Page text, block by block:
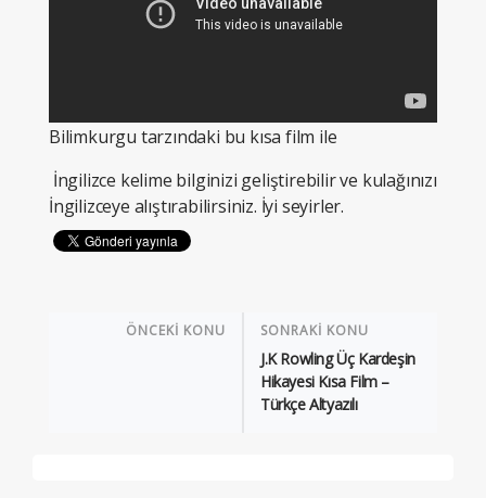
Bilimkurgu tarzındaki bu kısa film ile
İngilizce kelime bilginizi geliştirebilir ve kulağınızı
İngilizceye alıştırabilirsiniz. İyi seyirler.
ÖNCEKİ KONU SONRAKİ KONU
J.K Rowling Üç Kardeşin
Hikayesi Kısa Film –
Türkçe Altyazılı